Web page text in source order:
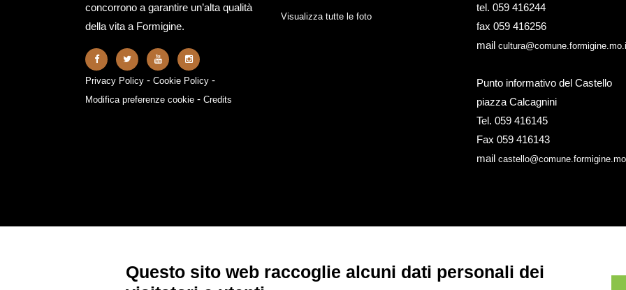
concorrono a garantire un’alta qualità
della vita a Formigine.
Privacy Policy - Cookie Policy -
Modifica preferenze cookie - Credits
Visualizza tutte le foto
tel. 059 416244
fax 059 416256
mail
Punto informativo del Castello
piazza Calcagnini
Tel. 059 416145
Fax 059 416143
mail
Questo sito web raccoglie alcuni dati personali dei